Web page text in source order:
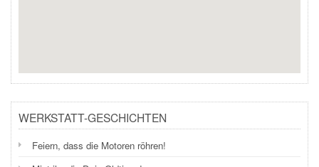
WERKSTATT-GESCHICHTEN
Feiern, dass die Motoren röhren!